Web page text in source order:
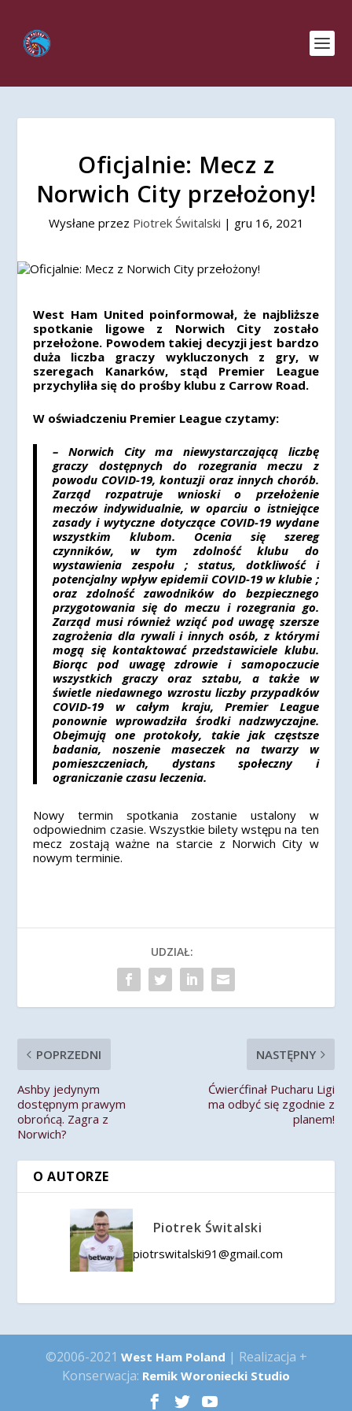
Oficjalnie: Mecz z
Norwich City przełożony!
Wysłane przez Piotrek Świtalski | gru 16, 2021
West Ham United poinformował, że najbliższe
spotkanie ligowe z Norwich City zostało
przełożone. Powodem takiej decyzji jest bardzo
duża liczba graczy wykluczonych z gry, w
szeregach Kanarków, stąd Premier League
przychyliła się do prośby klubu z Carrow Road.
W oświadczeniu Premier League czytamy:
– Norwich City ma niewystarczającą liczbę
graczy dostępnych do rozegrania meczu z
powodu COVID-19, kontuzji oraz innych chorób.
Zarząd rozpatruje wnioski o przełożenie
meczów indywidualnie, w oparciu o istniejące
zasady i wytyczne dotyczące COVID-19 wydane
wszystkim klubom. Ocenia się szereg
czynników, w tym zdolność klubu do
wystawienia zespołu ; status, dotkliwość i
potencjalny wpływ epidemii COVID-19 w klubie ;
oraz zdolność zawodników do bezpiecznego
przygotowania się do meczu i rozegrania go.
Zarząd musi również wziąć pod uwagę szersze
zagrożenia dla rywali i innych osób, z którymi
mogą się kontaktować przedstawiciele klubu.
Biorąc pod uwagę zdrowie i samopoczucie
wszystkich graczy oraz sztabu, a także w
świetle niedawnego wzrostu liczby przypadków
COVID-19 w całym kraju, Premier League
ponownie wprowadziła środki nadzwyczajne.
Obejmują one protokoły, takie jak częstsze
badania, noszenie maseczek na twarzy w
pomieszczeniach, dystans społeczny i
ograniczanie czasu leczenia.
Nowy termin spotkania zostanie ustalony w
odpowiednim czasie. Wszystkie bilety wstępu na ten
mecz zostają ważne na starcie z Norwich City w
nowym terminie.
UDZIAŁ:
POPRZEDNI
Ashby jedynym
dostępnym prawym
obrońcą. Zagra z
Norwich?
NASTĘPNY
Ćwierćfinał Pucharu Ligi
ma odbyć się zgodnie z
planem!
O AUTORZE
Piotrek Świtalski
piotrswitalski91@gmail.com
©2006-2021 West Ham Poland | Realizacja +
Konserwacja: Remik Woroniecki Studio